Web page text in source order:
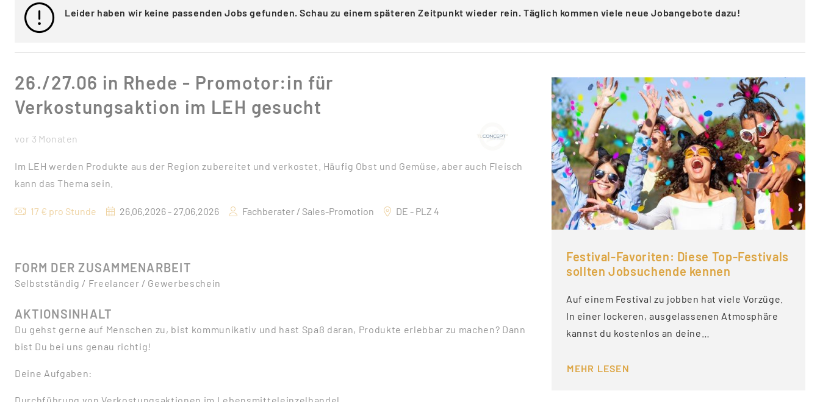
Leider haben wir keine passenden Jobs gefunden. Schau zu einem späteren Zeitpunkt wieder rein. Täglich kommen viele neue Jobangebote dazu!
26./27.06 in Rhede - Promotor:in für
Verkostungsaktion im LEH gesucht
vor 3 Monaten
Im LEH werden Produkte aus der Region zubereitet und verkostet. Häufig Obst und Gemüse, aber auch Fleisch
kann das Thema sein.
17 € pro Stunde 26.06.2026 - 27.06.2026 Fachberater / Sales-Promotion DE - PLZ 4
FORM DER ZUSAMMENARBEIT
Selbstständig / Freelancer / Gewerbeschein
AKTIONSINHALT
Du gehst gerne auf Menschen zu, bist kommunikativ und hast Spaß daran, Produkte erlebbar zu machen? Dann
bist Du bei uns genau richtig!
Deine Aufgaben:
Festival-Favoriten: Diese Top-Festivals
sollten Jobsuchende kennen
Auf einem Festival zu jobben hat viele Vorzüge.
In einer lockeren, ausgelassenen Atmosphäre
kannst du kostenlos an deine…
MEHR LESEN